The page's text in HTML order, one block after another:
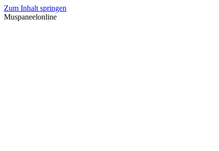
Zum Inhalt springen
Muspaneelonline